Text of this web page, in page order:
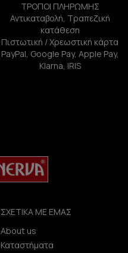
ΤΡΟΠΟΙ ΠΛΗΡΩΜΗΣ
Αντικαταβολή, Τραπεζική
κατάθεση
Πιστωτική / Χρεωστική κάρτα
PayPal, Google Pay, Apple Pay,
Klarna, IRIS
ΣΧΕΤΙΚΑ ΜΕ ΕΜΑΣ
About us
Καταστήματα